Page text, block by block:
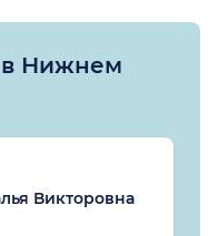
в Нижнем
Викторовна